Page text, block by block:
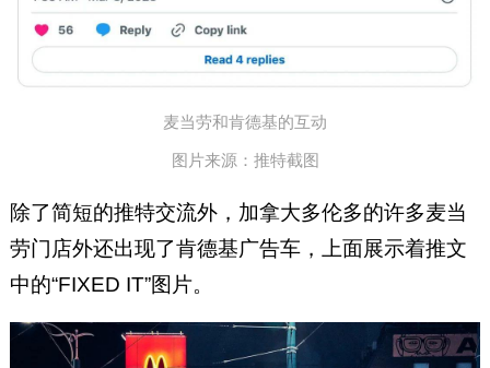
麦当劳和肯德基的互动
图片来源：推特截图
除了简短的推特交流外，加拿大多伦多的许多麦当
劳门店外还出现了肯德基广告车，上面展示着推文
中的“FIXED IT”图片。